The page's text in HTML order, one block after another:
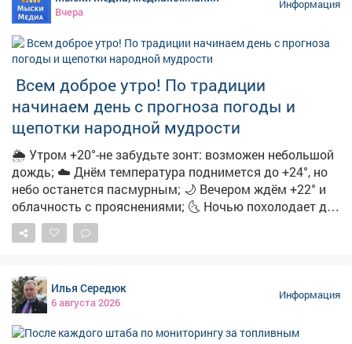
она может быть фишинговой. Пользователь рискует
потерять деньги и предоставить мошенникам
персональные данные. Обо всех акциях
маркетплейсы информируют на своих официальных
ресурсах.
Вчера
Информация
Всем доброе утро! По традиции
начинаем день с прогноза погоды и
щепотки народной мудрости
🌦 Утром +20°-не забудьте зонт: возможен небольшой
дождь; ☁️ Днём температура поднимется до +24°, но
небо останется пасмурным; 🌙 Вечером ждём +22° и
облачность с прояснениями; 🌜 Ночью похолодает до
+15°-облачно с прояснениями. 🌿 А ещё с
сегодняшним днём вязано немало народных примет:
сухой; ➖Увидели радугу-ждите перемены погоды;
➖Муравьи поднимают входы в муравейники-к
затяжным дождям; ➖Солнце на закате багровое-к
жаркой погоде на следующий день; ➖А если в этот
Илья Середюк
6 августа 2026
Информация